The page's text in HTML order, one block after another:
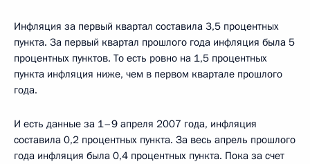
Инфляция за первый квартал составила 3,5 процентных
пункта. За первый квартал прошлого года инфляция была 5
процентных пунктов. То есть ровно на 1,5 процентных
пункта инфляция ниже, чем в первом квартале прошлого
года.
И есть данные за 1–9 апреля 2007 года, инфляция
составила 0,2 процентных пункта. За весь апрель прошлого
года инфляция была 0,4 процентных пункта. Пока за счет